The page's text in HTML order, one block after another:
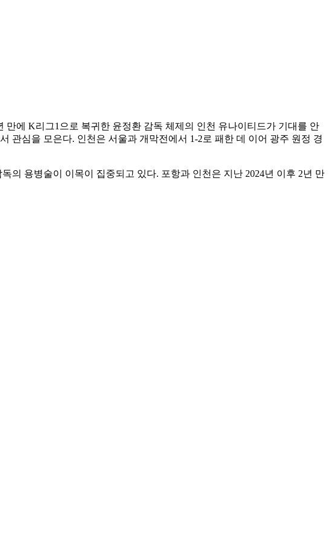
에 K리그1으로 복귀한 윤정환 감독 체제의 인천 유나이티드가 기대를 안
관심을 모은다. 인천은 서울과 개막전에서 1-2로 패한 데 이어 광주 원정 경
의 용병술이 이목이 집중되고 있다. 포항과 인천은 지난 2024년 이후 2년 만